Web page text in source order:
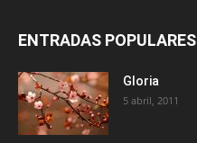
ENTRADAS POPULARES
Gloria
5 abril, 2011